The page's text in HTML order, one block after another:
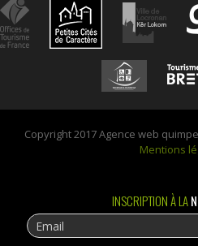
Copyright 2017 Agence web
Mentions
INSCRIPTION À LA